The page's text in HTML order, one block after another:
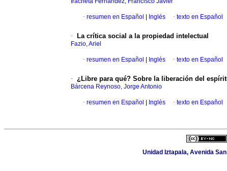
· resumen en Español Inglés · texto en Español
· La crítica social a la propiedad intelectual
Fazio, Ariel
· resumen en Español Inglés · texto en Español
· ¿Libre para qué? Sobre la liberación del
Bárcena Reynoso, Jorge Antonio
· resumen en Español Inglés · texto en Español
Unidad Iztapala, Avenida